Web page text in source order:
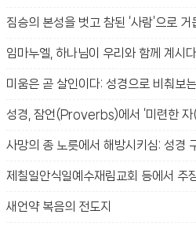
미움은 곧 살인이다: 성경으로 비춰보
성경, 잠언(Proverbs)에서 ‘미련한 자
제칠일안식일예수재림교회 등에서 주
새언약 복음의 전도지